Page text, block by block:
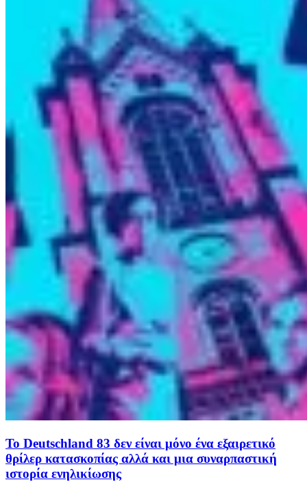
Το Deutschland 83 δεν είναι μόνο ένα εξαιρετικό
θρίλερ κατασκοπίας αλλά και μια συναρπαστική
ιστορία ενηλικίωσης